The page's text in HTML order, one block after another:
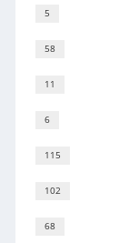
5
58
11
6
115
102
68